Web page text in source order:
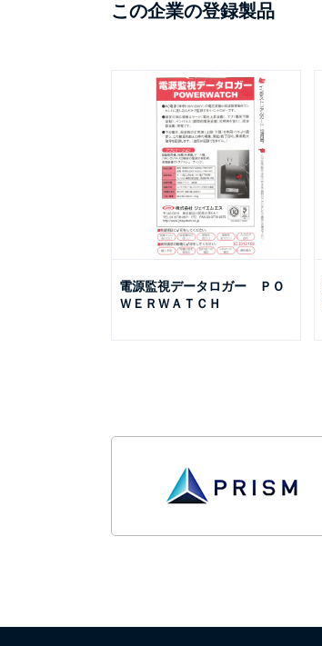
この企業の登録製品
電源監視データロガー ＰＯ
ＷＥＲＷＡＴＣＨ